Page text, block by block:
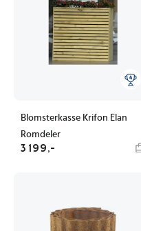
Blomsterkasse Krifon Elan
Romdeler
3 199,-